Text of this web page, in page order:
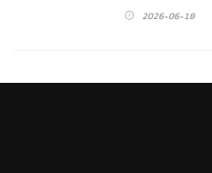
2026-06-18